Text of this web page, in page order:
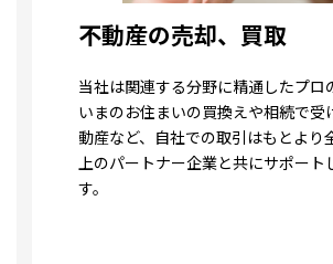
不動産の売却、買取
当社は関連する分野に精通したプロ
いまのお住まいの買換えや相続で受
動産など、自社での取引はもとより
上のパートナー企業と共にサポート
す。